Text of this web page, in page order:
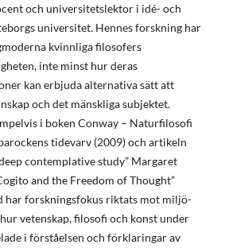
och universitetslektor i idé- och
universitet. Hennes forskning har
kvinnliga filosofers
inte minst hur deras
kan erbjuda alternativa sätt att
och det mänskliga subjektet.
i boken Conway – Naturfilosofi
tidevarv (2009) och artikeln
contemplative study” Margaret
and the Freedom of Thought”
har forskningsfokus riktats mot miljö-
vetenskap, filosofi och konst under
i förståelsen och förklaringar av